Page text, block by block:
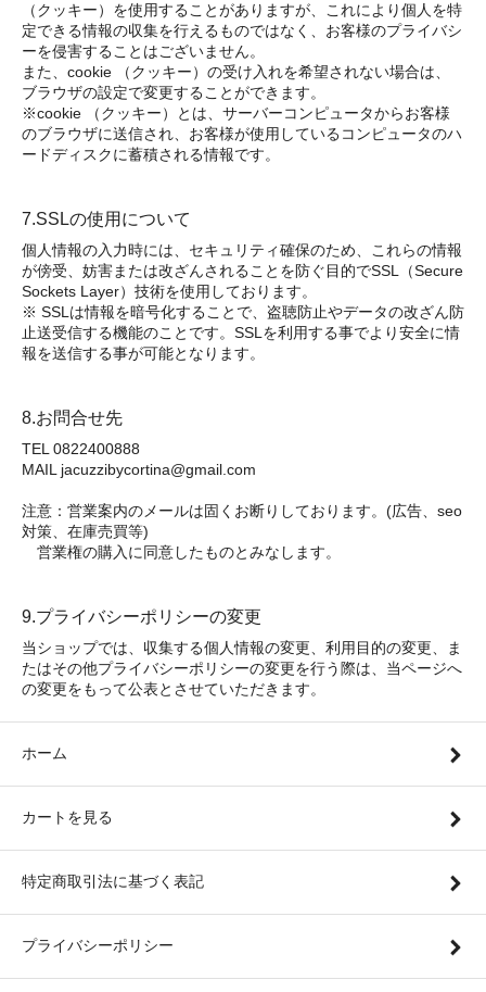
（クッキー）を使用することがありますが、これにより個人を特
定できる情報の収集を行えるものではなく、お客様のプライバシ
ーを侵害することはございません。
また、cookie （クッキー）の受け入れを希望されない場合は、
ブラウザの設定で変更することができます。
※cookie （クッキー）とは、サーバーコンピュータからお客様
のブラウザに送信され、お客様が使用しているコンピュータのハ
ードディスクに蓄積される情報です。
7.SSLの使用について
個人情報の入力時には、セキュリティ確保のため、これらの情報
が傍受、妨害または改ざんされることを防ぐ目的でSSL（Secure
Sockets Layer）技術を使用しております。
※ SSLは情報を暗号化することで、盗聴防止やデータの改ざん防
止送受信する機能のことです。SSLを利用する事でより安全に情
報を送信する事が可能となります。
8.お問合せ先
TEL 0822400888
MAIL jacuzzibycortina@gmail.com
注意：営業案内のメールは固くお断りしております。(広告、seo
対策、在庫売買等)
営業権の購入に同意したものとみなします。
9.プライバシーポリシーの変更
当ショップでは、収集する個人情報の変更、利用目的の変更、ま
たはその他プライバシーポリシーの変更を行う際は、当ページへ
の変更をもって公表とさせていただきます。
ホーム
カートを見る
特定商取引法に基づく表記
プライバシーポリシー